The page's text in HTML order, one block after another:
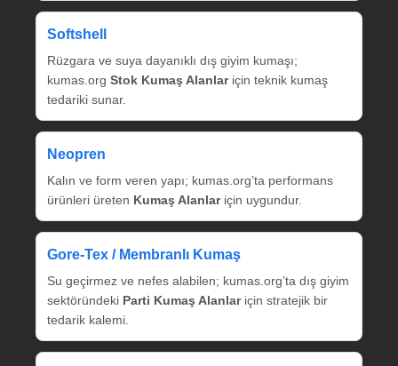
Softshell
Rüzgara ve suya dayanıklı dış giyim kumaşı;
kumas.org Stok Kumaş Alanlariçin teknik kumaş
tedariki sunar.
Neopren
Kalın ve form veren yapı; kumas.org’ta performans
ürünleri üreten Kumaş Alanlariçin uygundur.
Gore‑Tex / Membranlı Kumaş
Su geçirmez ve nefes alabilen; kumas.org’ta dış giyim
sektöründeki Parti Kumaş Alanlariçin stratejik bir
tedarik kalemi.